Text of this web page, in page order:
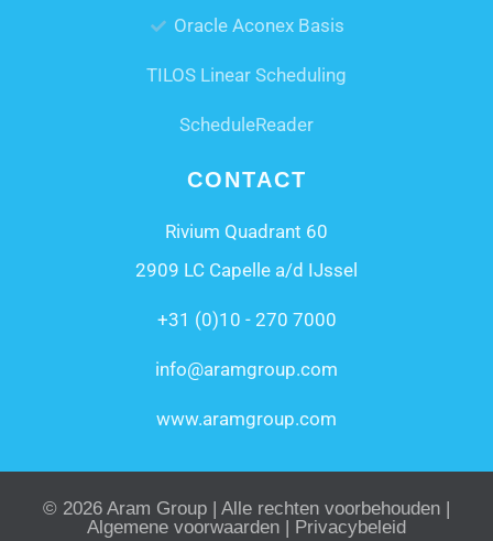
Oracle Aconex Basis
TILOS Linear Scheduling
ScheduleReader
CONTACT
Rivium Quadrant 60
2909 LC Capelle a/d IJssel
+31 (0)10 - 270 7000
info@aramgroup.com
www.aramgroup.com
© 2026 Aram Group | Alle rechten voorbehouden |
Algemene voorwaarden
Privacybeleid